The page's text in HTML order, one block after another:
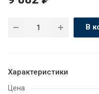
В
Характеристики
Цена